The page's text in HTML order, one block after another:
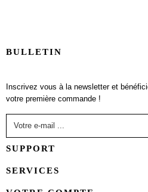
BULLETIN
Inscrivez vous à la newsletter et
votre première commande !
SUPPORT
SERVICES